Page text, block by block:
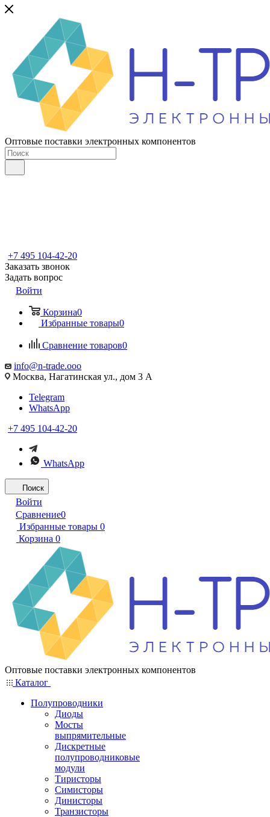
Оптовые поставки электронных компонентов
+7 495 104-42-20
Заказать звонок
Задать вопрос
Войти
Корзина0
Избранные товары0
Сравнение товаров0
info@n-trade.ooo
Москва, Нагатинская ул., дом 3 А
Telegram
WhatsApp
+7 495 104-42-20
WhatsApp
Поиск
Войти
Сравнение0
Избранные товары 0
Корзина 0
Оптовые поставки электронных компонентов
Каталог
Полупроводники
Диоды
Мосты
выпрямительные
Дискретные
полупроводниковые
модули
Тиристоры
Симисторы
Динисторы
Транзисторы